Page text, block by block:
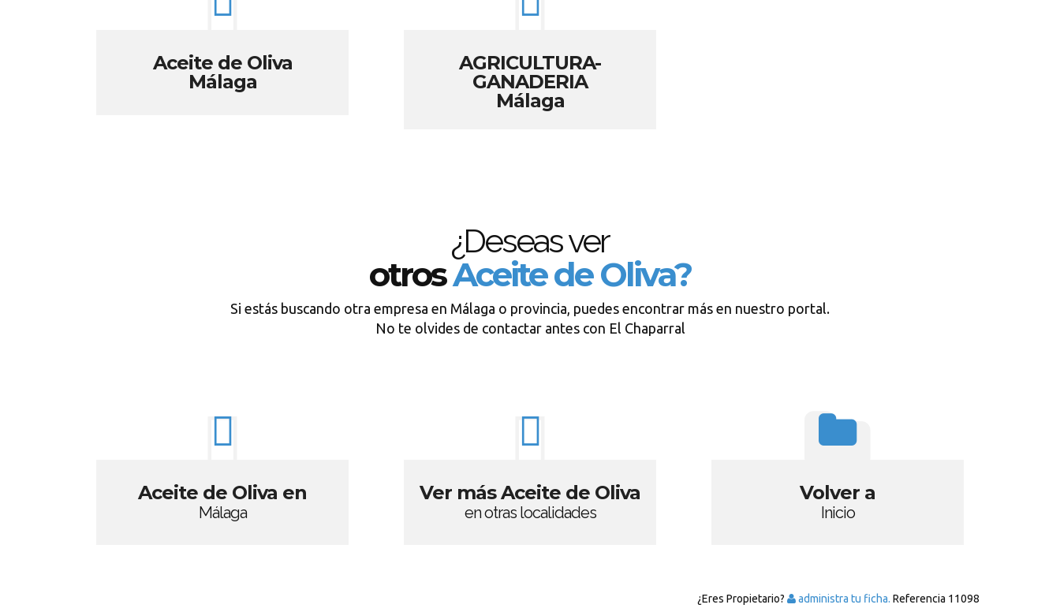
Aceite de Oliva
Málaga
AGRICULTURA-
GANADERIA
Málaga
¿Deseas ver
otrosAceite de Oliva?
Si estás buscando otra empresa en Málaga o provincia, puedes encontrar más en nuestro portal.
No te olvides de contactar antes con El Chaparral
Aceite de Oliva en
Málaga
Ver más Aceite de Oliva
en otras localidades
Volver a
Inicio
¿Eres Propietario? administra tu ficha. Referencia 11098